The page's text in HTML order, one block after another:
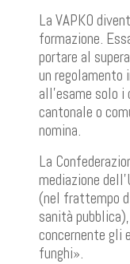
La VAPKO
formazione.
portare al
un regolamento
all'esame solo i
cantonale o
nomina.
La
mediazione
(nel frattempo
sanità
concernente gli
funghi».